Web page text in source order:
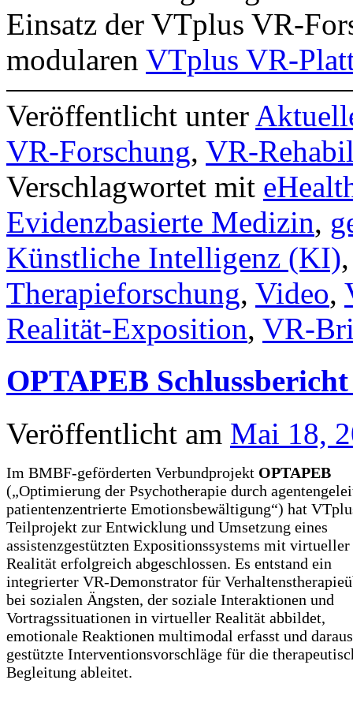
Einsatz der VTplus VR-
modularen VTplus VR-
Veröffentlicht unter
VR-Forschung, VR-
Verschlagwortet mit
Evidenzbasierte Medizin,
Künstliche Intelligenz (KI)
Therapieforschung, Video,
Realität-Exposition, VR-
OPTAPEB
Veröffentlicht am Mai 18,
Im BMBF-geförderten Verbundprojekt OPTAPEB
(„Optimierung der Psychotherapie durch
patientenzentrierte Emotionsbewältigung“) hat
Teilprojekt zur Entwicklung und Umsetzung eines
assistenzgestützten Expositionssystems mit virtueller
Realität erfolgreich abgeschlossen. Es entstand ein
integrierter VR-Demonstrator für
bei sozialen Ängsten, der soziale Interaktionen und
Vortragssituationen in virtueller Realität abbildet,
emotionale Reaktionen multimodal erfasst und
gestützte Interventionsvorschläge für die
Begleitung ableitet.